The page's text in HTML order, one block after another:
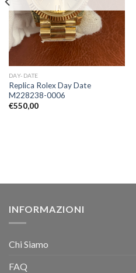
DAY-DATE
Replica Rolex Day Date
M228238-0006
€550,00
INFORMAZIONI
Chi Siamo
FAQ